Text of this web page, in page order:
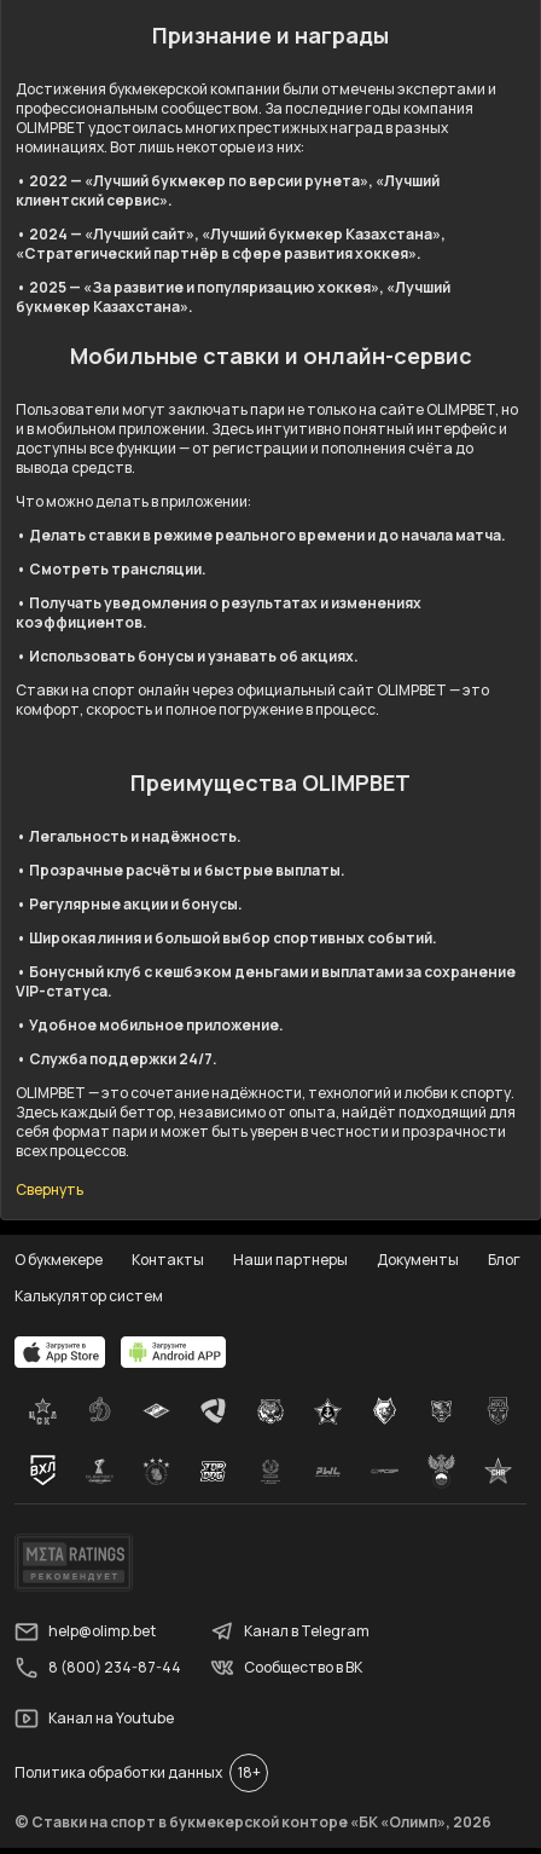
Признание и награды
Достижения букмекерской компании были отмечены экспертами и
профессиональным сообществом. За последние годы компания
OLIMPBET удостоилась многих престижных наград в разных
номинациях. Вот лишь некоторые из них:
• 2022 — «Лучший букмекер по версии рунета», «Лучший
клиентский сервис».
• 2024 — «Лучший сайт», «Лучший букмекер Казахстана»,
«Стратегический партнёр в сфере развития хоккея».
• 2025 — «За развитие и популяризацию хоккея», «Лучший
букмекер Казахстана».
Мобильные ставки и онлайн-сервис
Пользователи могут заключать пари не только на сайте OLIMPBET, но
и в мобильном приложении. Здесь интуитивно понятный интерфейс и
доступны все функции — от регистрации и пополнения счёта до
вывода средств.
Что можно делать в приложении:
• Делать ставки в режиме реального времени и до начала матча.
• Смотреть трансляции.
• Получать уведомления о результатах и изменениях
коэффициентов.
• Использовать бонусы и узнавать об акциях.
Ставки на спорт онлайн через официальный сайт OLIMPBET — это
комфорт, скорость и полное погружение в процесс.
Преимущества OLIMPBET
• Легальность и надёжность.
• Прозрачные расчёты и быстрые выплаты.
• Регулярные акции и бонусы.
• Широкая линия и большой выбор спортивных событий.
• Бонусный клуб с кешбэком деньгами и выплатами за сохранение
VIP-статуса.
• Удобное мобильное приложение.
• Служба поддержки 24/7.
OLIMPBET — это сочетание надёжности, технологий и любви к спорту.
Здесь каждый беттор, независимо от опыта, найдёт подходящий для
себя формат пари и может быть уверен в честности и прозрачности
всех процессов.
Свернуть
О букмекере Контакты Наши партнеры Документы
Блог
Калькулятор систем
help@olimp.bet
8 (800) 234-87-44
Канал в Telegram
Сообщество в ВК
Канал на Youtube
Политика обработки данных 18+
© Ставки на спорт в букмекерской конторе «БК «Олимп», 2026